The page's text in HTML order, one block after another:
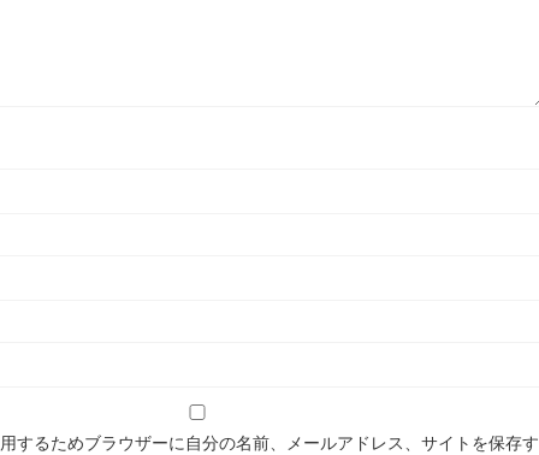
するためブラウザーに自分の名前、メールアドレス、サイトを保存す